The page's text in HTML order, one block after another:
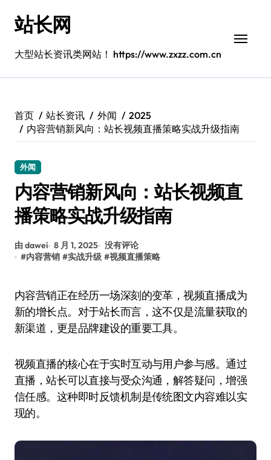
站长网
大型站长资讯类网站！ https://www.zxzz.com.cn
首页 站长资讯 外闻
2025
内容营销新风向：站长视频直播策略实战升级指南
外闻
内容营销新风向：站长视频直
播策略实战升级指南
由 dawei 8 月 1, 2025 没有评论
#内容营销 #实战升级 #视频直播策略
内容营销正在经历一场深刻的变革，视频直播成为
新的增长点。对于站长而言，这不仅是流量获取的
新渠道，更是品牌建设的重要工具。
视频直播的核心在于实时互动与用户参与感。通过
直播，站长可以直接与受众沟通，解答疑问，增强
信任感。这种即时反馈机制是传统图文内容难以实
现的。